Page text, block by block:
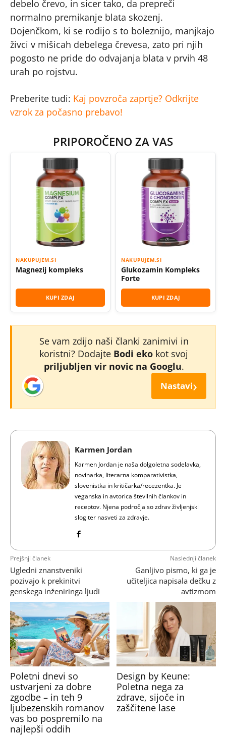
debelo črevo, in sicer tako, da prepreči
normalno premikanje blata skozenj.
Dojenčkom, ki se rodijo s to boleznijo, manjkajo
živci v mišicah debelega črevesa, zato pri njih
pogosto ne pride do odvajanja blata v prvih 48
urah po rojstvu.
Preberite tudi: Kaj povzroča zaprtje? Odkrijte
vzrok za počasno prebavo!
PRIPOROČENO ZA VAS
NAKUPUJEM.SI
Magnezij kompleks
KUPI ZDAJ
NAKUPUJEM.SI
Glukozamin Kompleks
Forte
KUPI ZDAJ
Se vam zdijo naši članki zanimivi in
koristni? Dodajte Bodi eko kot svoj
priljubljen vir novic na Googlu.
Nastavi›
Karmen Jordan
Karmen Jordan je naša dolgoletna sodelavka,
novinarka, literarna komparativistka,
slovenistka in kritičarka/recezentka. Je
veganska in avtorica številnih člankov in
receptov. Njena področja so zdrav življenjski
slog ter nasveti za zdravje.
Prejšnji članek
Ugledni znanstveniki
pozivajo k prekinitvi
genskega inženiringa ljudi
Naslednji članek
Ganljivo pismo, ki ga je
učiteljica napisala dečku z
avtizmom
Poletni dnevi so
ustvarjeni za dobre
zgodbe – in teh 9
ljubezenskih romanov
vas bo pospremilo na
najlepši oddih
Design by Keune:
Poletna nega za
zdrave, sijoče in
zaščitene lase